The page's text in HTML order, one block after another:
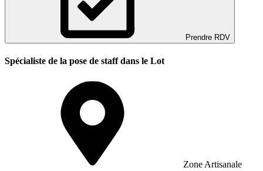
Prendre RDV
Spécialiste de la pose de staff dans le Lot
Zone Artisanale